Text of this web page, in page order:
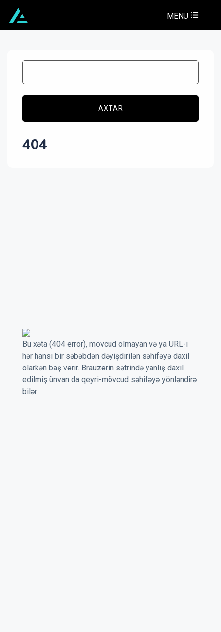
MENU
AXTAR
404
Bu xəta (404 error), mövcud olmayan və ya URL-i
hər hansı bir səbəbdən dəyişdirilən səhifəyə daxil
olarkən baş verir. Brauzerin sətrində yanlış daxil
edilmiş ünvan da qeyri-mövcud səhifəyə yönləndirə
bilər.